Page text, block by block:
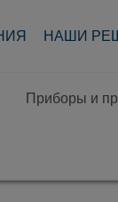
НАШИ
Приборы и